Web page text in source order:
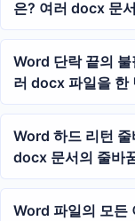
은? 여러 docx 문
Word 단락 끝의 불
러 docx 파일을 한
Word 하드 리턴
docx 문서의 줄바
Word 파일의 모든